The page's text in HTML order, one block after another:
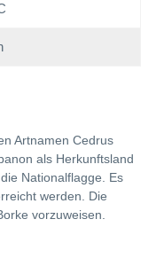
Artnamen Cedrus
als Herkunftsland
Nationalflagge. Es
werden. Die
vorzuweisen.